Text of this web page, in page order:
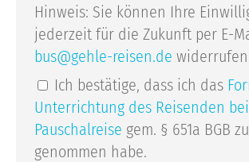
Hinweis: Sie können Ihre
jederzeit für die Zukunft per E-
bus
gehle-reisen.de
Ich bestätige, dass ich das
Unterrichtung des Reisenden
Pauschalreise gem. § 651a BGB
genommen habe.